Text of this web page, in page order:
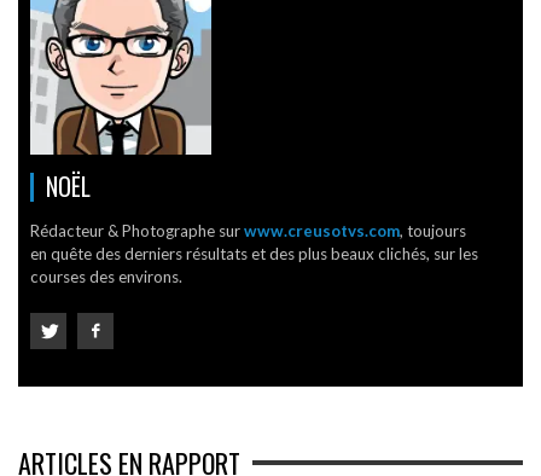
NOËL
Rédacteur & Photographe surwww.creusotvs.com, toujours
en quête des derniers résultats et des plus beaux clichés, sur les
courses des environs.
ARTICLES EN RAPPORT